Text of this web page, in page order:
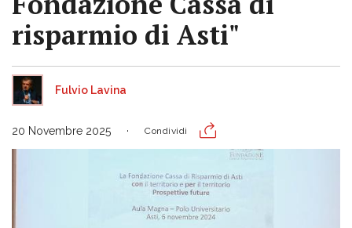
risparmio di Asti"
Fulvio Lavina
20 Novembre 2025 Condividi